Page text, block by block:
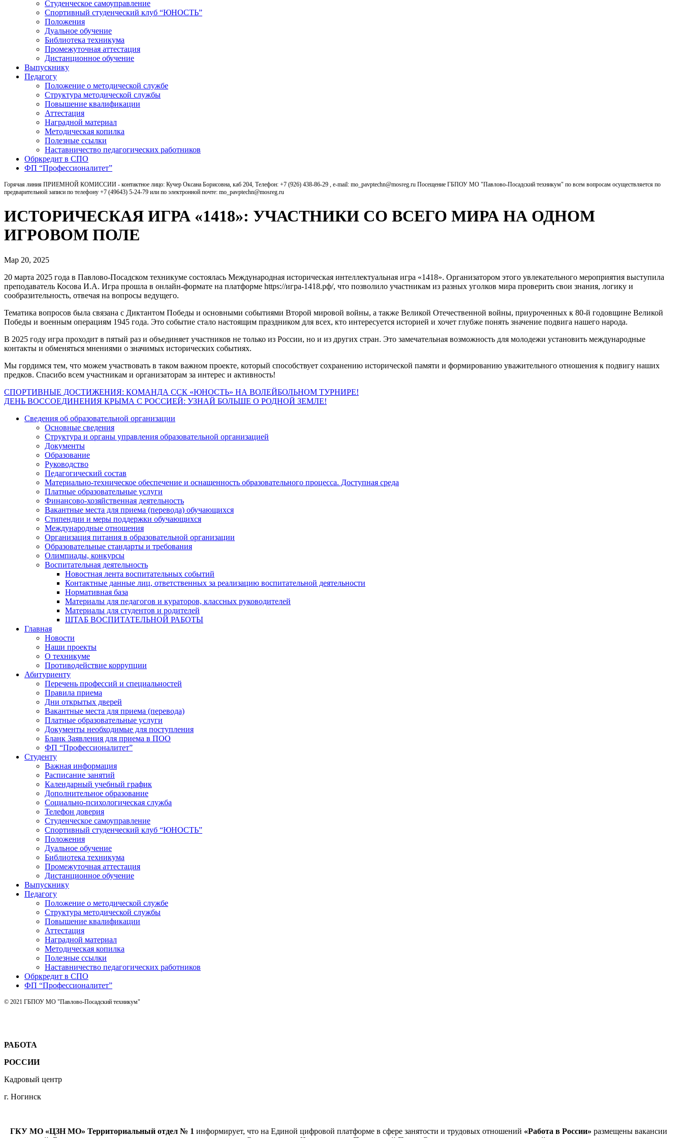
Студенческое самоуправление
Спортивный студенческий клуб “ЮНОСТЬ”
Положения
Дуальное обучение
Библиотека техникума
Промежуточная аттестация
Дистанционное обучение
Выпускнику
Педагогу
Положение о методической службе
Структура методической службы
Повышение квалификации
Аттестация
Наградной материал
Методическая копилка
Полезные ссылки
Наставничество педагогических работников
Обркредит в СПО
ФП “Профессионалитет”
Горячая линия ПРИЕМНОЙ КОМИССИИ - контактное лицо: Кучер Оксана Борисовна, каб 204, Телефон: +7 (926) 438-86-29 , e-mail: mo_pavptechn@mosreg.ru Посещение ГБПОУ МО "Павлово-Посадский техникум" по всем вопросам осуществляется по
предварительной записи по телефону +7 (49643) 5-24-79 или по электронной почте: mo_pavptechn@mosreg.ru
ИСТОРИЧЕСКАЯ ИГРА «1418»: УЧАСТНИКИ СО ВСЕГО МИРА НА ОДНОМ
ИГРОВОМ ПОЛЕ
Мар 20, 2025
20 марта 2025 года в Павлово-Посадском техникуме состоялась Международная историческая интеллектуальная игра «1418». Организатором этого увлекательного мероприятия выступила
преподаватель Косова И.А. Игра прошла в онлайн-формате на платформе https://игра-1418.рф/, что позволило участникам из разных уголков мира проверить свои знания, логику и
сообразительность, отвечая на вопросы ведущего.
Тематика вопросов была связана с Диктантом Победы и основными событиями Второй мировой войны, а также Великой Отечественной войны, приуроченных к 80-й годовщине Великой
Победы и военным операциям 1945 года. Это событие стало настоящим праздником для всех, кто интересуется историей и хочет глубже понять значение подвига нашего народа.
В 2025 году игра проходит в пятый раз и объединяет участников не только из России, но и из других стран. Это замечательная возможность для молодежи установить международные
контакты и обменяться мнениями о значимых исторических событиях.
Мы гордимся тем, что можем участвовать в таком важном проекте, который способствует сохранению исторической памяти и формированию уважительного отношения к подвигу наших
предков. Спасибо всем участникам и организаторам за интерес и активность!
Навигация
по
записям
СПОРТИВНЫЕ ДОСТИЖЕНИЯ: КОМАНДА ССК «ЮНОСТЬ» НА ВОЛЕЙБОЛЬНОМ ТУРНИРЕ!
ДЕНЬ ВОССОЕДИНЕНИЯ КРЫМА С РОССИЕЙ: УЗНАЙ БОЛЬШЕ О РОДНОЙ ЗЕМЛЕ!
Сведения об образовательной организации
Основные сведения
Структура и органы управления образовательной организацией
Документы
Образование
Руководство
Педагогический состав
Материально-техническое обеспечение и оснащенность образовательного процесса. Доступная среда
Платные образовательные услуги
Финансово-хозяйственная деятельность
Вакантные места для приема (перевода) обучающихся
Стипендии и меры поддержки обучающихся
Международные отношения
Организация питания в образовательной организации
Образовательные стандарты и требования
Олимпиады, конкурсы
Воспитательная деятельность
Новостная лента воспитательных событий
Контактные данные лиц, ответственных за реализацию воспитательной деятельности
Нормативная база
Материалы для педагогов и кураторов, классных руководителей
Материалы для студентов и родителей
ШТАБ ВОСПИТАТЕЛЬНОЙ РАБОТЫ
Главная
Новости
Наши проекты
О техникуме
Противодействие коррупции
Абитуриенту
Перечень профессий и специальностей
Правила приема
Дни открытых дверей
Вакантные места для приема (перевода)
Платные образовательные услуги
Документы необходимые для поступления
Бланк Заявления для приема в ПОО
ФП “Профессионалитет”
Студенту
Важная информация
Расписание занятий
Календарный учебный график
Дополнительное образование
Социально-психологическая служба
Телефон доверия
Студенческое самоуправление
Спортивный студенческий клуб “ЮНОСТЬ”
Положения
Дуальное обучение
Библиотека техникума
Промежуточная аттестация
Дистанционное обучение
Выпускнику
Педагогу
Положение о методической службе
Структура методической службы
Повышение квалификации
Аттестация
Наградной материал
Методическая копилка
Полезные ссылки
Наставничество педагогических работников
Обркредит в СПО
ФП “Профессионалитет”
© 2021 ГБПОУ МО "Павлово-Посадский техникум"
РАБОТА
РОССИИ
Кадровый центр
г. Ногинск
ГКУ МО «ЦЗН МО» Территориальный отдел № 1 информирует, что на Единой цифровой платформе в сфере занятости и трудовых отношений «Работа в России» размещены вакансии